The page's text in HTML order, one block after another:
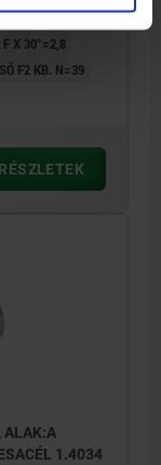
D2=33
F X 30°=2,8
F2 KB. N=39
RÉSZLETEK
ALAK:A
1.4034